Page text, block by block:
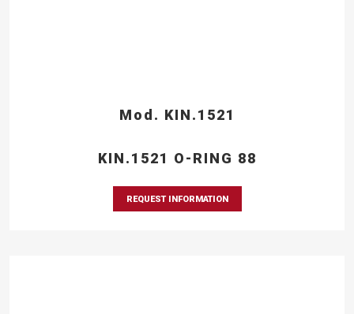
Mod. KIN.1521
KIN.1521 O-RING 88
REQUEST INFORMATION